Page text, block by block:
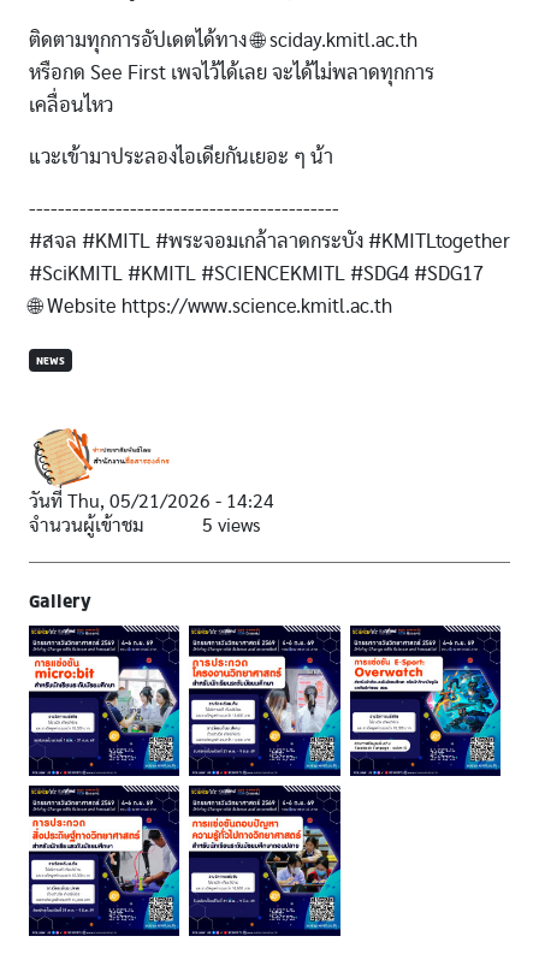
ติดตามทุกการอัปเดตได้ทาง 🌐 sciday.kmitl.ac.th
หรือกด See First เพจไว้ได้เลย จะได้ไม่พลาดทุกการ
เคลื่อนไหว
แวะเข้ามาประลองไอเดียกันเยอะ ๆ น้า
-------------------------------------------
#สจล #KMITL #พระจอมเกล้าลาดกระบัง #KMITLtogether
#SciKMITL #KMITL #SCIENCEKMITL #SDG4 #SDG17
🌐 Website https://www.science.kmitl.ac.th
NEWS
วันที่ Thu, 05/21/2026 - 14:24
จำนวนผู้เข้าชม
5 views
Gallery